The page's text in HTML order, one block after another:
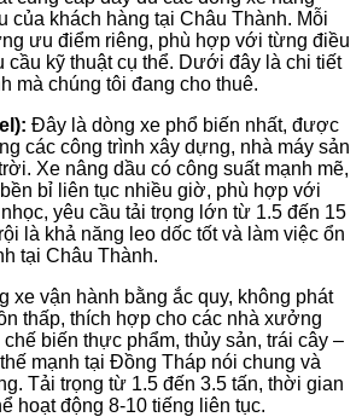
của khách hàng tại Châu Thành. Mỗi
ưu điểm riêng, phù hợp với từng điều
cầu kỹ thuật cụ thể. Dưới đây là chi tiết
mà chúng tôi đang cho thuê.
Đây là dòng xe phổ biến nhất, được
các công trình xây dựng, nhà máy sản
Xe nâng dầu có công suất mạnh mẽ,
bỉ liên tục nhiều giờ, phù hợp với
yêu cầu tải trọng lớn từ 1.5 đến 15
là khả năng leo dốc tốt và làm việc ổn
tại Châu Thành.
xe vận hành bằng ắc quy, không phát
thấp, thích hợp cho các nhà xưởng
biến thực phẩm, thủy sản, trái cây –
mạnh tại Đồng Tháp nói chung và
Tải trọng từ 1.5 đến 3.5 tấn, thời gian
hoạt động 8-10 tiếng liên tục.